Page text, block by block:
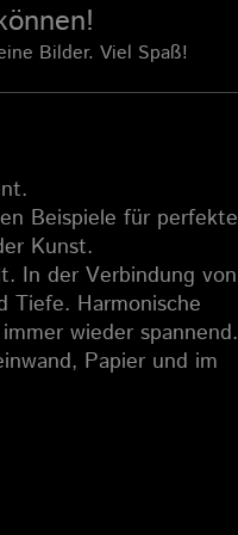
Bilder. Viel Spaß!
Beispiele für perfekte
Kunst.
In der Verbindung von
Tiefe. Harmonische
wieder spannend.
Papier und im